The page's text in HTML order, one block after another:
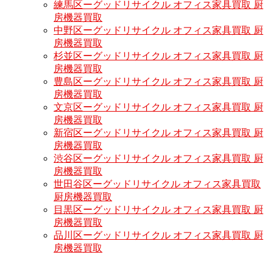
練馬区ーグッドリサイクル オフィス家具買取 厨
房機器買取
中野区ーグッドリサイクル オフィス家具買取 厨
房機器買取
杉並区ーグッドリサイクル オフィス家具買取 厨
房機器買取
豊島区ーグッドリサイクル オフィス家具買取 厨
房機器買取
文京区ーグッドリサイクル オフィス家具買取 厨
房機器買取
新宿区ーグッドリサイクル オフィス家具買取 厨
房機器買取
渋谷区ーグッドリサイクル オフィス家具買取 厨
房機器買取
世田谷区ーグッドリサイクル オフィス家具買取
厨房機器買取
目黒区ーグッドリサイクル オフィス家具買取 厨
房機器買取
品川区ーグッドリサイクル オフィス家具買取 厨
房機器買取